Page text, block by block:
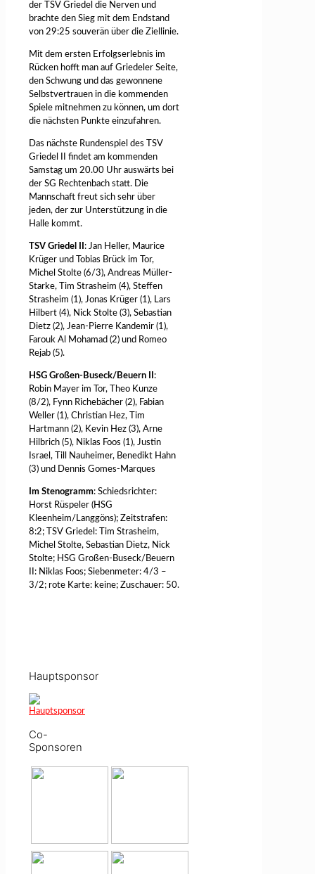
der TSV Griedel die Nerven und
brachte den Sieg mit dem Endstand
von 29:25 souverän über die Ziellinie.
Mit dem ersten Erfolgserlebnis im
Rücken hofft man auf Griedeler Seite,
den Schwung und das gewonnene
Selbstvertrauen in die kommenden
Spiele mitnehmen zu können, um dort
die nächsten Punkte einzufahren.
Das nächste Rundenspiel des TSV
Griedel II findet am kommenden
Samstag um 20.00 Uhr auswärts bei
der SG Rechtenbach statt. Die
Mannschaft freut sich sehr über
jeden, der zur Unterstützung in die
Halle kommt.
TSV Griedel II : Jan Heller, Maurice
Krüger und Tobias Brück im Tor,
Michel Stolte (6/3), Andreas Müller-
Starke, Tim Strasheim (4), Steffen
Strasheim (1), Jonas Krüger (1), Lars
Hilbert (4), Nick Stolte (3), Sebastian
Dietz (2), Jean-Pierre Kandemir (1),
Farouk Al Mohamad (2) und Romeo
Rejab (5).
HSG Großen-Buseck/Beuern II :
Robin Mayer im Tor, Theo Kunze
(8/2), Fynn Richebächer (2), Fabian
Weller (1), Christian Hez, Tim
Hartmann (2), Kevin Hez (3), Arne
Hilbrich (5), Niklas Foos (1), Justin
Israel, Till Nauheimer, Benedikt Hahn
(3) und Dennis Gomes-Marques
Im Stenogramm: Schiedsrichter:
Horst Rüspeler (HSG
Kleenheim/Langgöns); Zeitstrafen:
8:2; TSV Griedel: Tim Strasheim,
Michel Stolte, Sebastian Dietz, Nick
Stolte; HSG Großen-Buseck/Beuern
II: Niklas Foos; Siebenmeter: 4/3 –
3/2; rote Karte: keine; Zuschauer: 50.
Hauptsponsor
Co-
Sponsoren